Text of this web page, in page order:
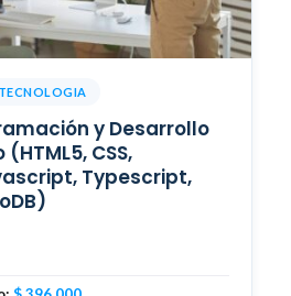
y Desarrollo
CSS,
Typescript,